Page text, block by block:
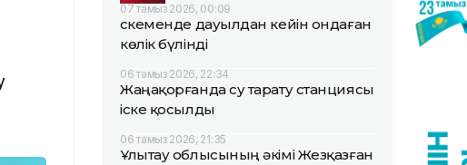
07 тамыз 2026, 00:09
Өскеменде дауылдан кейін ондаған
көлік бүлінді
06 тамыз 2026, 22:34
Жаңақорғанда су тарату станциясы
іске қосылды
06 тамыз 2026, 21:35
Ұлытау облысының әкімі Жезқазған